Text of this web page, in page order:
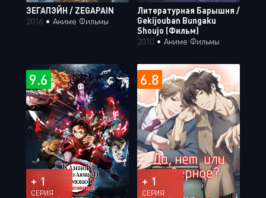
ЗЕГАПЭЙН / ZEGAPAIN
2016 • Аниме Фильмы
Литературная Барышня /
Gekijouban Bungaku
Shoujo (Фильм)
2010 • Аниме Фильмы
9.6
+ 1
СЕРИЯ
6.8
+ 1
СЕРИЯ